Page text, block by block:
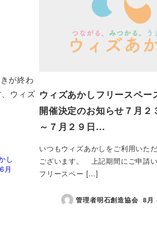
が終わ
ウィズ
し
月
ウィズあかしフリースペー
開催決定のお知らせ７月２
～７月２９日…
いつもウィズあかしをご利用いた
ございます。 上記期間にご申請
フリースペー […]
管理者明石創造協会
投稿
8月